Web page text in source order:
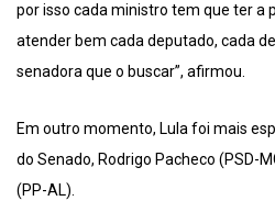
por isso cada ministro tem que ter a
atender bem cada deputado, cada
senadora que o buscar”, afirmou.
Em outro momento, Lula foi mais
do Senado, Rodrigo Pacheco (PSD-
(PP-AL).